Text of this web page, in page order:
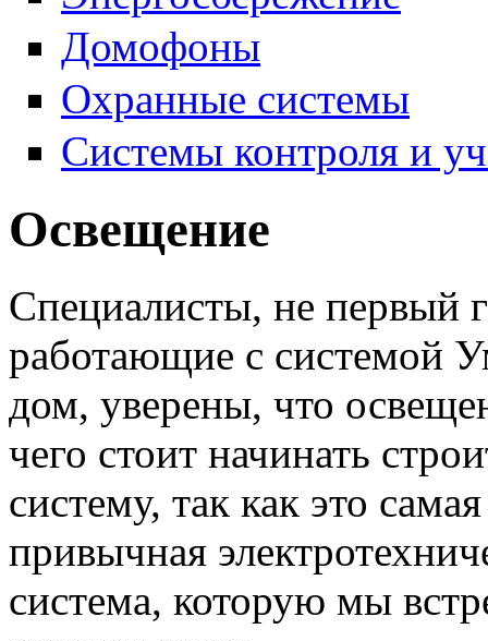
Домофоны
Охранные системы
Системы контроля и
Освещение
Специалисты, не первый
работающие с системой
дом, уверены, что
чего стоит начинать
систему, так как это самая
привычная
система, которую мы